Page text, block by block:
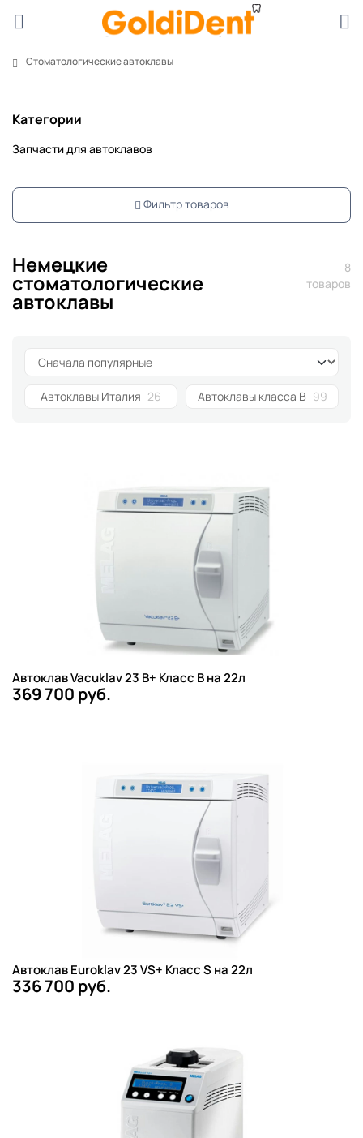
Стоматологические автоклавы
Категории
Запчасти для автоклавов
Фильтр товаров
Немецкие
стоматологические
автоклавы
8
товаров
Автоклавы Италия 26 Автоклавы класса B 99
Автоклав Vacuklav 23 B+ Класс B на 22л
369 700 руб.
Автоклав Euroklav 23 VS+ Класс S на 22л
336 700 руб.